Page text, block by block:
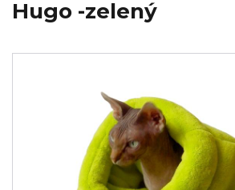
Hugo -zelený